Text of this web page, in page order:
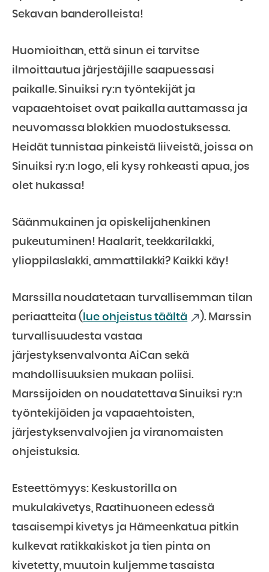
Sekavan banderolleista!
Huomioithan, että sinun ei tarvitse
ilmoittautua järjestäjille saapuessasi
paikalle. Sinuiksi ry:n työntekijät ja
vapaaehtoiset ovat paikalla auttamassa ja
neuvomassa blokkien muodostuksessa.
Heidät tunnistaa pinkeistä liiveistä, joissa on
Sinuiksi ry:n logo, eli kysy rohkeasti apua, jos
olet hukassa!
Säänmukainen ja opiskelijahenkinen
pukeutuminen! Haalarit, teekkarilakki,
ylioppilaslakki, ammattilakki? Kaikki käy!
Marssilla noudatetaan turvallisemman tilan
periaatteita ( lue ohjeistus täältä
). Marssin
turvallisuudesta vastaa
järjestyksenvalvonta AiCan sekä
mahdollisuuksien mukaan poliisi.
Marssijoiden on noudatettava Sinuiksi ry:n
työntekijöiden ja vapaaehtoisten,
järjestyksenvalvojien ja viranomaisten
ohjeistuksia.
Esteettömyys: Keskustorilla on
mukulakivetys, Raatihuoneen edessä
tasaisempi kivetys ja Hämeenkatua pitkin
kulkevat ratikkakiskot ja tien pinta on
kivetetty, muutoin kuljemme tasaista